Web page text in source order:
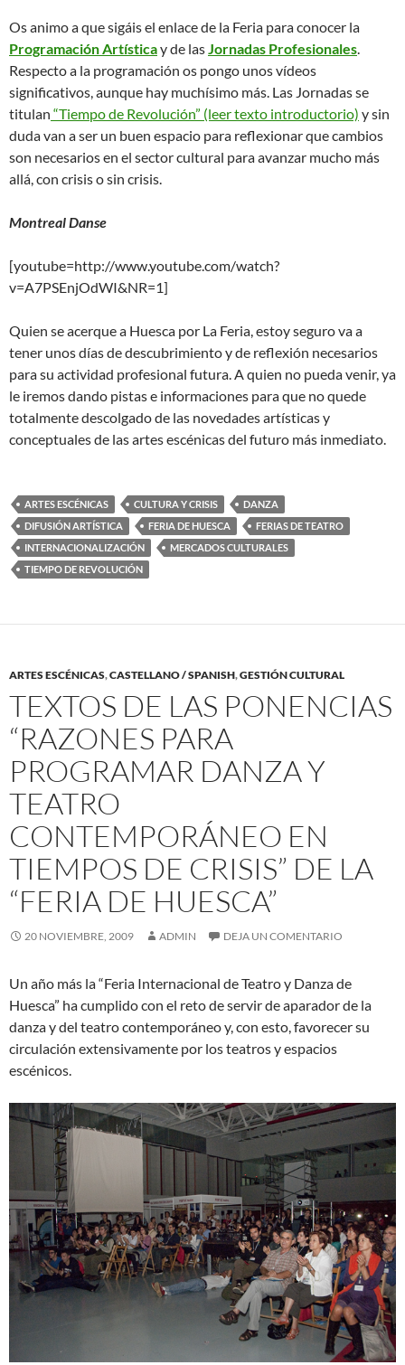
Os animo a que sigáis el enlace de la Feria para conocer la
Programación Artísticay de lasJornadas Profesionales.
Respecto a la programación os pongo unos vídeos
significativos, aunque hay muchísimo más. Las Jornadas se
titulan “Tiempo de Revolución” (leer texto introductorio) y sin
duda van a ser un buen espacio para reflexionar que cambios
son necesarios en el sector cultural para avanzar mucho más
allá, con crisis o sin crisis.
Montreal Danse
[youtube=http://www.youtube.com/watch?
v=A7PSEnjOdWI&NR=1]
Quien se acerque a Huesca por La Feria, estoy seguro va a
tener unos días de descubrimiento y de reflexión necesarios
para su actividad profesional futura. A quien no pueda venir, ya
le iremos dando pistas e informaciones para que no quede
totalmente descolgado de las novedades artísticas y
conceptuales de las artes escénicas del futuro más inmediato.
ARTES ESCÉNICAS CULTURA Y CRISIS
DANZA
DIFUSIÓN ARTÍSTICA
FERIA DE HUESCA
FERIAS DE TEATRO
INTERNACIONALIZACIÓN
MERCADOS CULTURALES
TIEMPO DE REVOLUCIÓN
ARTES ESCÉNICAS,CASTELLANO / SPANISH,GESTIÓN CULTURAL
TEXTOS DE LAS PONENCIAS
“RAZONES PARA
PROGRAMAR DANZA Y
TEATRO
CONTEMPORÁNEO EN
TIEMPOS DE CRISIS” DE LA
“FERIA DE HUESCA”
20 NOVIEMBRE, 2009 ADMIN DEJA UN COMENTARIO
Un año más la “Feria Internacional de Teatro y Danza de
Huesca” ha cumplido con el reto de servir de aparador de la
danza y del teatro contemporáneo y, con esto, favorecer su
circulación extensivamente por los teatros y espacios
escénicos.